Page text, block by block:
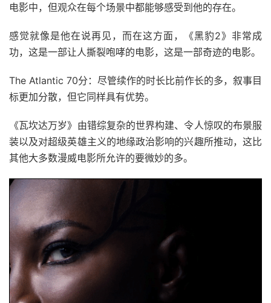
电影中，但观众在每个场景中都能够感受到他的存在。
感觉就像是他在说再见，而在这方面，《黑豹2》非常成
功，这是一部让人撕裂咆哮的电影，这是一部奇迹的电影。
The Atlantic 70分：尽管续作的时长比前作长的多，叙事目
标更加分散，但它同样具有优势。
《瓦坎达万岁》由错综复杂的世界构建、令人惊叹的布景服
装以及对超级英雄主义的地缘政治影响的兴趣所推动，这比
其他大多数漫威电影所允许的要微妙的多。